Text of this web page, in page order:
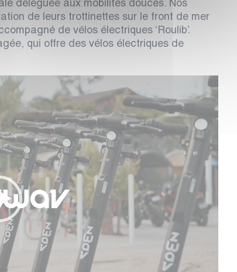
déléguée aux mobilités douces. Nos
de leurs trottinettes sur le front de mer
de vélos électriques ‘Roulib’.
qui offre des vélos électriques de